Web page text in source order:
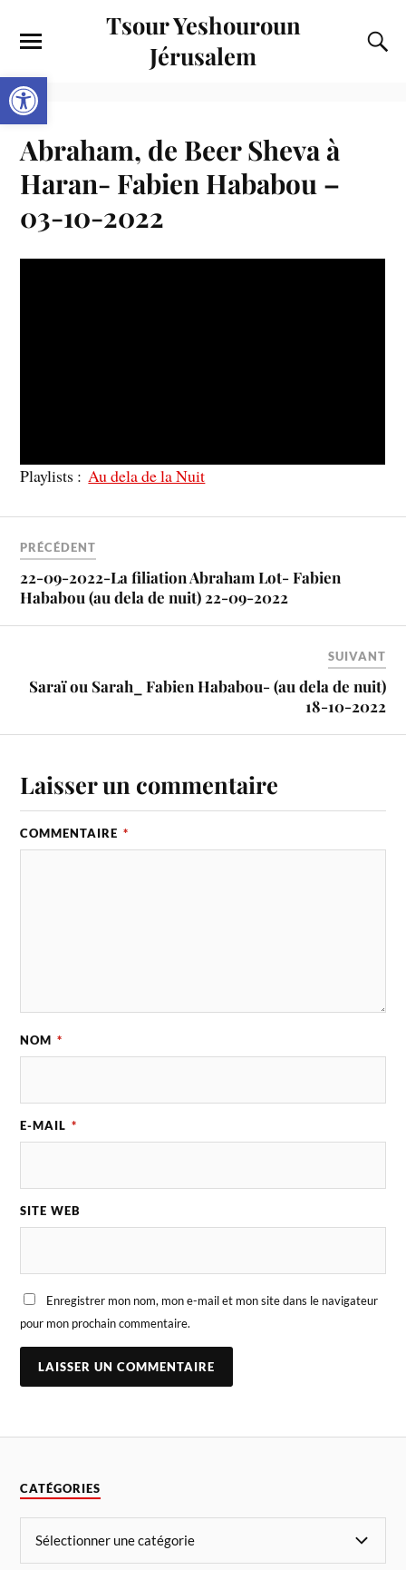
Ouvrir la barre d’outils
Tsour Yeshouroun
Jérusalem
Abraham, de Beer Sheva à
Haran- Fabien Hababou –
03-10-2022
Playlists : Au dela de la Nuit
PRÉCÉDENT
22-09-2022-La filiation Abraham Lot- Fabien
Hababou (au dela de nuit) 22-09-2022
SUIVANT
Saraï ou Sarah_ Fabien Hababou- (au dela de nuit)
18-10-2022
Laisser un commentaire
COMMENTAIRE *
NOM *
E-MAIL *
SITE WEB
Enregistrer mon nom, mon e-mail et mon site dans le navigateur
pour mon prochain commentaire.
CATÉGORIES